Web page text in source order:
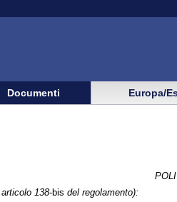
Documenti Europa/
138-bis del regolamento):